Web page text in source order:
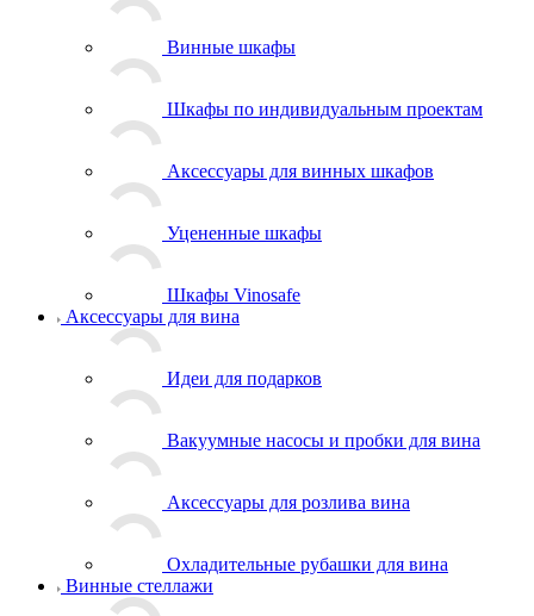
Винные шкафы
Шкафы по индивидуальным проектам
Аксессуары для винных шкафов
Уцененные шкафы
Шкафы Vinosafe
Аксессуары для вина
Идеи для подарков
Вакуумные насосы и пробки для вина
Аксессуары для розлива вина
Охладительные рубашки для вина
Винные стеллажи